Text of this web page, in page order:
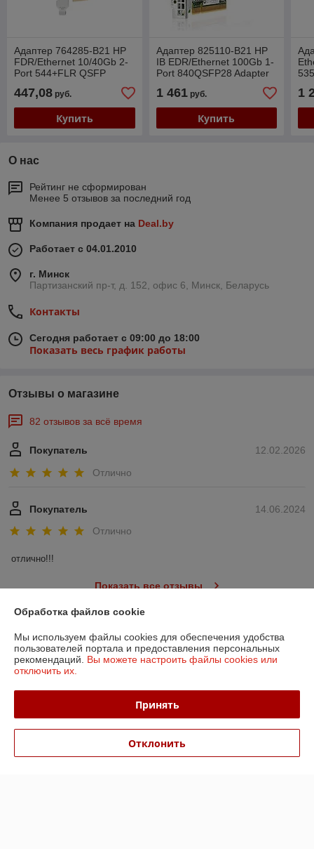
Адаптер 764285-B21 HP
FDR/Ethernet 10/40Gb 2-
Port 544+FLR QSFP
447,08 руб.
Купить
Адаптер 825110-B21 HP
IB EDR/Ethernet 100Gb 1-
Port 840QSFP28 Adapter
1 461руб.
Купить
1
О нас
Рейтинг не сформирован
Менее 5 отзывов за последний год
Компания продает на Deal.by
Работает с 04.01.2010
г. Минск
Партизанский пр-т, д. 152, офис 6, Минск, Беларусь
Контакты
Сегодня работает с 09:00 до 18:00
Показать весь график работы
Отзывы о магазине
82 отзывов за всё время
12.02.2026
Покупатель
Отлично
14.06.2024
Покупатель
Отлично
отлично!!!
Показать все отзывы
О нас
Контакты
График работы
Обработка файлов cookie
Мы используем файлы cookies для обеспечения удобства
пользователей портала и предоставления персональных
рекомендаций. Вы можете настроить файлы cookies или
отключить их.
Принять
Отклонить